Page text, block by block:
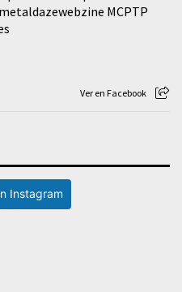
MCPTP
Ver en Facebook
Instagram